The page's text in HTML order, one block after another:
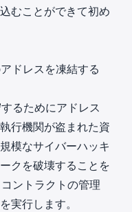
むことができて初め
ドレスを凍結する
るためにアドレス
行機関が盗まれた資
模なサイバーハッキ
クを破壊することを
ントラクトの管理
実行します。